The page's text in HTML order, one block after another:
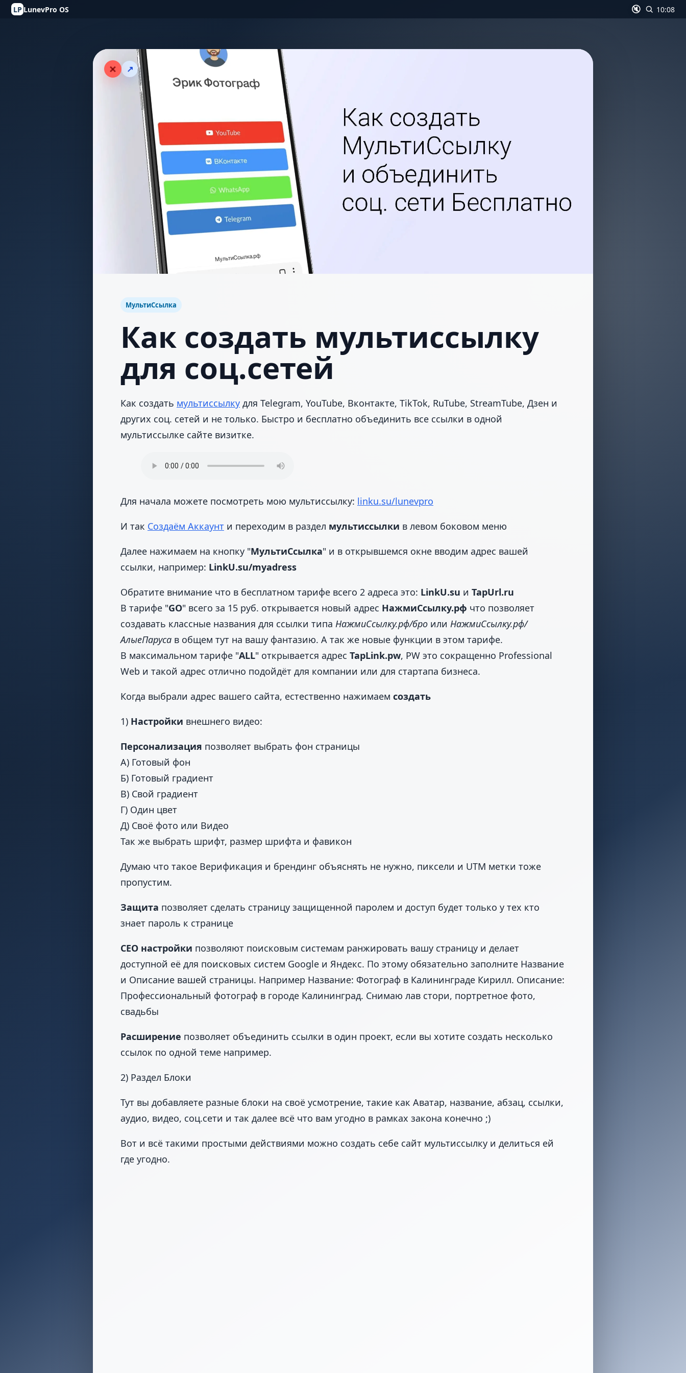
LP LunevPro OS 🔇 10:08
↗
МультиСсылка
Как создать мультиссылку
для соц.сетей
Как создать мультиссылку для Telegram, YouTube, Вконтакте, TikTok, RuTube, StreamTube, Дзен и
других соц. сетей и не только. Быстро и бесплатно объединить все ссылки в одной
мультиссылке сайте визитке.
Для начала можете посмотреть мою мультиссылку: linku.su/lunevpro
И так Создаём Аккаунт и переходим в раздел мультиссылки в левом боковом меню
Далее нажимаем на кнопку "МультиСсылка" и в открывшемся окне вводим адрес вашей
ссылки, например: LinkU.su/myadress
Обратите внимание что в бесплатном тарифе всего 2 адреса это: LinkU.su и TapUrl.ru
В тарифе "GO" всего за 15 руб. открывается новый адрес НажмиСсылку.рф что позволяет
создавать классные названия для ссылки типа НажмиСсылку.рф/бро или НажмиСсылку.рф/
АлыеПаруса в общем тут на вашу фантазию. А так же новые функции в этом тарифе.
В максимальном тарифе "ALL" открывается адрес TapLink.pw, PW это сокращенно Professional
Web и такой адрес отлично подойдёт для компании или для стартапа бизнеса.
Когда выбрали адрес вашего сайта, естественно нажимаем создать
1) Настройки внешнего видео:
Персонализация позволяет выбрать фон страницы
А) Готовый фон
Б) Готовый градиент
В) Свой градиент
Г) Один цвет
Д) Своё фото или Видео
Так же выбрать шрифт, размер шрифта и фавикон
Думаю что такое Верификация и брендинг объяснять не нужно, пиксели и UTM метки тоже
пропустим.
Защита позволяет сделать страницу защищенной паролем и доступ будет только у тех кто
знает пароль к странице
СЕО настройки позволяют поисковым системам ранжировать вашу страницу и делает
доступной её для поисковых систем Google и Яндекс. По этому обязательно заполните Название
и Описание вашей страницы. Например Название: Фотограф в Калининграде Кирилл. Описание:
Профессиональный фотограф в городе Калининград. Снимаю лав стори, портретное фото,
свадьбы
Расширение позволяет объединить ссылки в один проект, если вы хотите создать несколько
ссылок по одной теме например.
2) Раздел Блоки
Тут вы добавляете разные блоки на своё усмотрение, такие как Аватар, название, абзац, ссылки,
аудио, видео, соц.сети и так далее всё что вам угодно в рамках закона конечно ;)
Вот и всё такими простыми действиями можно создать себе сайт мультиссылку и делиться ей
где угодно.